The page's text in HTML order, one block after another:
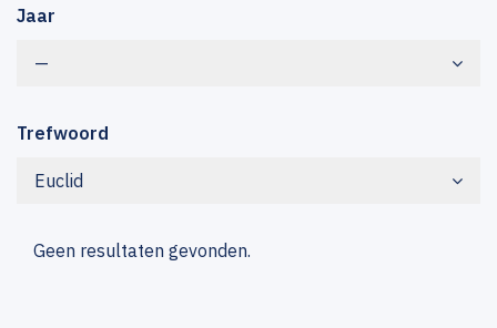
Jaar
—
Trefwoord
Euclid
Geen resultaten gevonden.